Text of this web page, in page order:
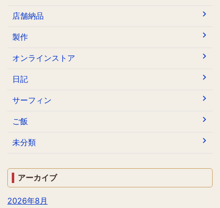
店舗納品
製作
オンラインストア
日記
サーフィン
ご飯
未分類
アーカイブ
2026年8月